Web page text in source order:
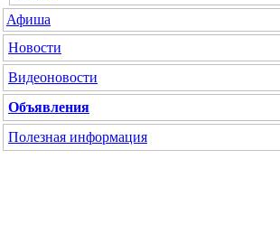
Афиша
Новости
Видеоновости
Объявления
Полезная информация